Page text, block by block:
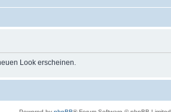
Look erscheinen.